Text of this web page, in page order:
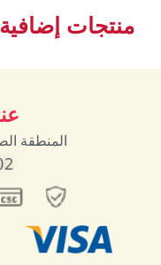
منتجات إضافية
المنطقة